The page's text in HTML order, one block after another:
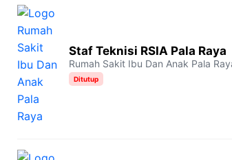
Staf Teknisi RSIA Pala Raya
Rumah Sakit Ibu Dan Anak Pala
Ditutup